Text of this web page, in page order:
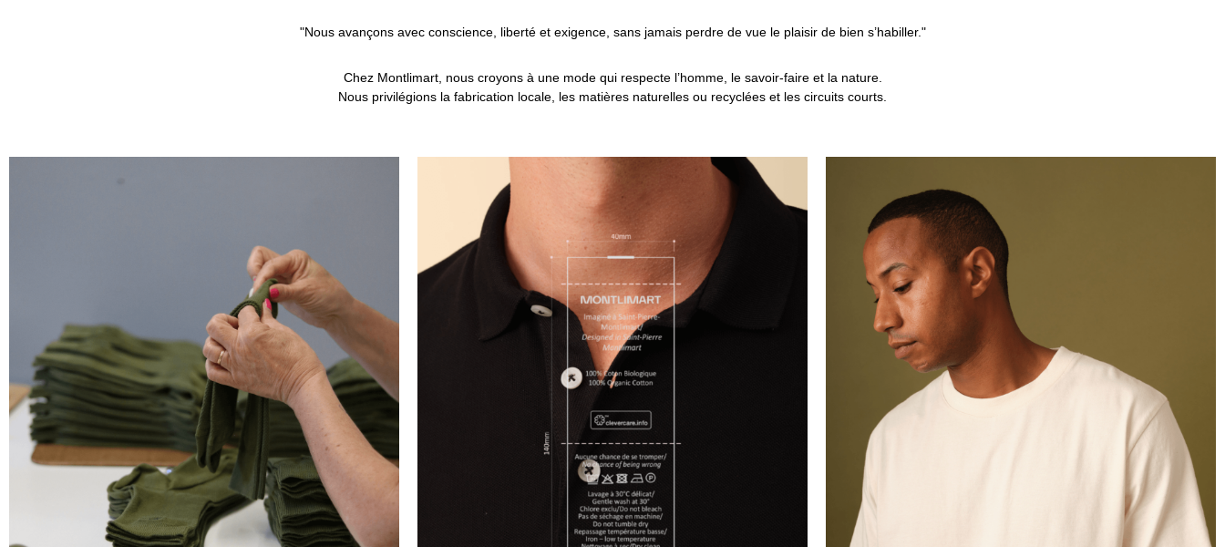
"Nous avançons avec conscience, liberté et exigence, sans jamais perdre de vue le plaisir de bien s’habiller."
Chez Montlimart, nous croyons à une mode qui respecte l’homme, le savoir-faire et la nature.
Nous privilégions la fabrication locale, les matières naturelles ou recyclées et les circuits courts.